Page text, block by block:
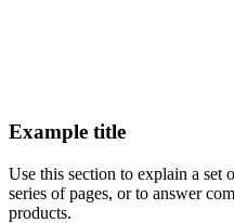
Example title
Use this section to explain a set
series of pages, or to answer
products.